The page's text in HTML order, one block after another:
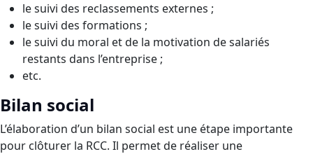
le suivi des reclassements externes ;
le suivi des formations ;
le suivi du moral et de la motivation de salariés
restants dans l’entreprise ;
etc.
Bilan social
L’élaboration d’un bilan social est une étape importante
pour clôturer la RCC. Il permet de réaliser une